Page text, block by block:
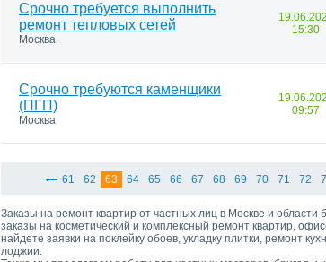
Срочно требуется выполнить
ремонт тепловых сетей
Москва
15:30
Срочно требуются каменщики
(ПГП)
Москва
09:57
61 62 63 64 65 66 67 68 69 70 71 72
Заказы на ремонт квартир от частных лиц в Москве и
заказы на косметический и комплексный ремонт квартир,
найдете заявки на поклейку обоев, укладку плитки, ремонт
лоджии.